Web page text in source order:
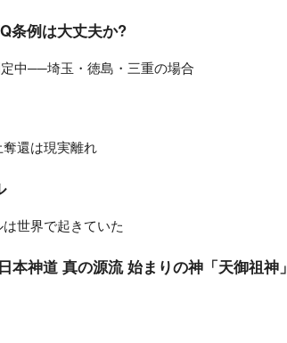
条例は大丈夫か?
中──埼玉・徳島・三重の場合
還は現実離れ
世界で起きていた
本神道 真の源流 始まりの神「天御祖神」